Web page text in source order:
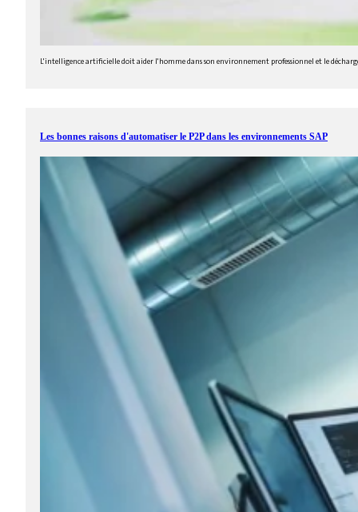
L'intelligence artificielle doit aider l'homme dans son environnement professionnel et le
Les bonnes raisons d'automatiser le P2P dans les environnements SAP